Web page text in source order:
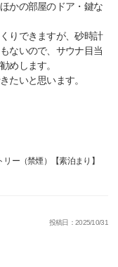
かの部屋のドア・鍵な
りできますが、砂時計
ないので、サウナ目当
めします。
たいと思います。
ー（禁煙）【素泊まり】
投稿日：2025/10/31